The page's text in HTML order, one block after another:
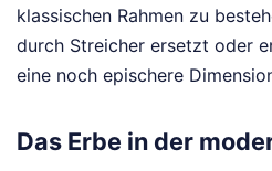
klassischen Rahmen zu
durch Streicher ersetzt oder
eine noch epischere
Das Erbe in der